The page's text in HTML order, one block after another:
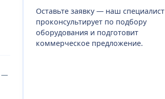
—
Оставьте заявку — наш специалист
проконсультирует по подбору
оборудования и подготовит
коммерческое предложение.